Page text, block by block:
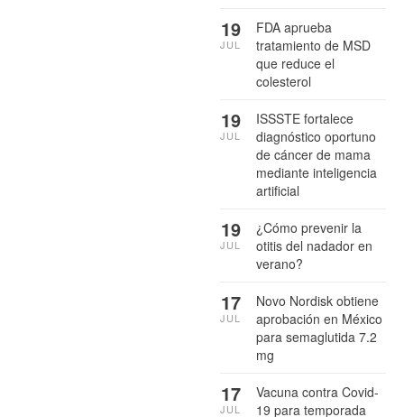
FDA aprueba
tratamiento de MSD
que reduce el
colesterol
19
JUL
ISSSTE fortalece
diagnóstico oportuno
de cáncer de mama
mediante inteligencia
artificial
19
JUL
¿Cómo prevenir la
otitis del nadador en
verano?
19
JUL
Novo Nordisk obtiene
aprobación en México
para semaglutida 7.2
mg
17
JUL
Vacuna contra Covid-
19 para temporada
17
JUL